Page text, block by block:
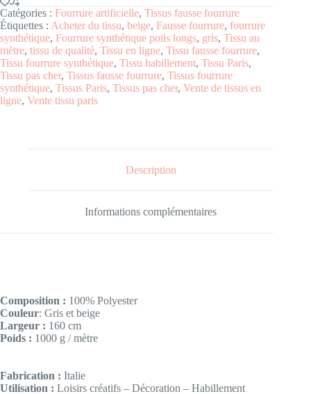
Catégories : Fourrure artificielle, Tissus fausse fourrure
Étiquettes : Acheter du tissu, beige, Fausse fourrure, fourrure
synthétique, Fourrure synthétique poils longs, gris, Tissu au
mètre, tissu de qualité, Tissu en ligne, Tissu fausse fourrure,
Tissu fourrure synthétique, Tissu habillement, Tissu Paris,
Tissu pas cher, Tissus fausse fourrure, Tissus fourrure
synthétique, Tissus Paris, Tissus pas cher, Vente de tissus en
ligne, Vente tissu paris
Description
Informations complémentaires
Composition : 100% Polyester
Couleur: Gris et beige
Largeur : 160 cm
Poids : 1000 g / mètre
Fabrication : Italie
Utilisation : Loisirs créatifs – Décoration – Habillement